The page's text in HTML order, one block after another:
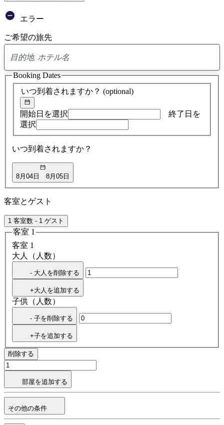
エラー
ご希望の旅先
ア
ド
バ
イ
検
索
いつ到着されますか？ (optional)
開始日を選択
終了日を
選択
いつ到着されますか？
8月04日 8月05日
Booking Dates
客室とゲスト
1 客室数 - 1 ゲスト
客室 1
客室 1
大人（人数）
- 大人を削除する
+大人を追加する
子供（人数）
- 子を削除する
+子を追加する
削除する
部屋を追加する
その他の条件